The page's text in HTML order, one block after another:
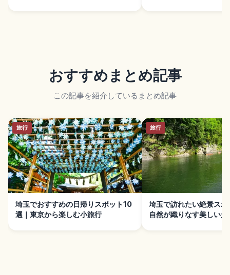
おすすめまとめ記事
この記事を紹介しているまとめ記事
旅行
埼玉でおすすめの日帰りスポット10
選｜東京から楽しむ小旅行
旅行
埼玉で訪れたい絶景ス
自然が織りなす美しい景